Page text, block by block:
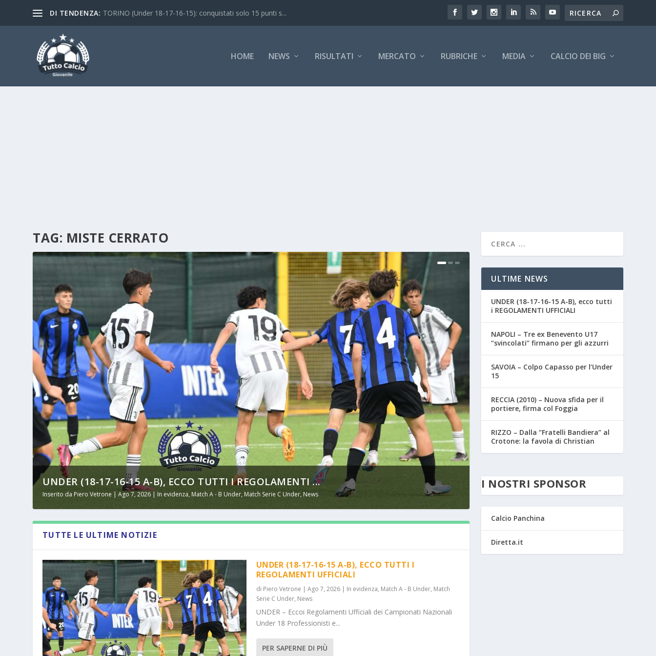
DI TENDENZA: TORINO (Under 18-17-16-15): conquistati solo 15 punti s...
HOME NEWS RISULTATI MERCATO RUBRICHE MEDIA CALCIO DEI BIG
TAG: MISTE CERRATO
UNDER (18-17-16-15 A-B), ECCO TUTTI I REGOLAMENTI ...
Inserito daPiero Vetrone |Ago 7, 2026 | In evidenza,Match A - B Under,Match Serie C Under,News
TUTTE LE ULTIME NOTIZIE
UNDER (18-17-16-15 A-B), ECCO TUTTI I
REGOLAMENTI UFFICIALI
di Piero Vetrone | Ago 7, 2026| In evidenza, Match A - B Under, Match
Serie C Under, News
UNDER – Eccoi Regolamenti Ufficiali dei Campionati Nazionali
Under 18 Professionisti e...
PER SAPERNE DI PIÙ
ULTIME NEWS
UNDER (18-17-16-15 A-B), ecco tutti
i REGOLAMENTI UFFICIALI
NAPOLI – Tre ex Benevento U17
“svincolati” firmano per gli azzurri
SAVOIA – Colpo Capasso per l’Under
15
RECCIA (2010) – Nuova sfida per il
portiere, firma col Foggia
RIZZO – Dalla “Fratelli Bandiera” al
Crotone: la favola di Christian
I NOSTRI SPONSOR
Calcio Panchina
Diretta.it